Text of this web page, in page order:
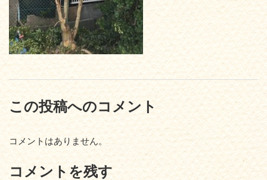
この投稿へのコメント
コメントはありません。
コメントを残す